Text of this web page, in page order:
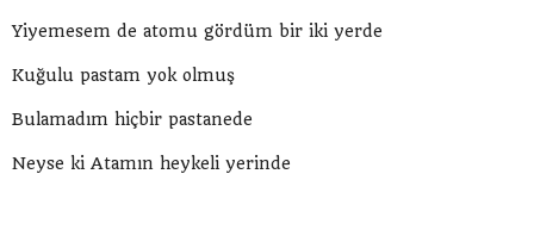
Yiyemesem de atomu gördüm bir iki yerde
Kuğulu pastam yok olmuş
Bulamadım hiçbir pastanede
Neyse ki Atamın heykeli yerinde